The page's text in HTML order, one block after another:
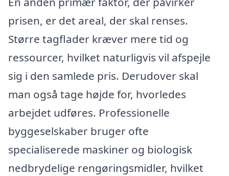
prisen, er det areal, der skal renses.
Større tagflader kræver mere tid og
ressourcer, hvilket naturligvis vil afspejle
sig i den samlede pris. Derudover skal
man også tage højde for, hvorledes
arbejdet udføres. Professionelle
byggeselskaber bruger ofte
specialiserede maskiner og biologisk
nedbrydelige rengøringsmidler, hvilket